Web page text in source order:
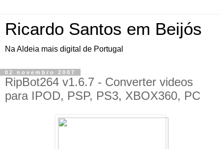
Ricardo Santos em Beijós
Na Aldeia mais digital de Portugal
02 novembro 2007
RipBot264 v1.6.7 - Converter videos
para IPOD, PSP, PS3, XBOX360, PC